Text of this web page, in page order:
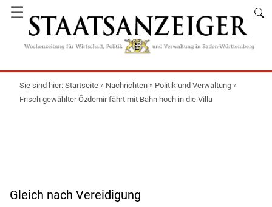
☰
Startseite » Nachrichten » Politik und Verwaltung »
Frisch gewählter Özdemir fährt mit Bahn hoch in die Villa
Gleich nach Vereidigung